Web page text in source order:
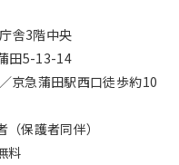
舎3階中央
田5-13-14
京急蒲田駅西口徒歩約10
保護者同伴）
料